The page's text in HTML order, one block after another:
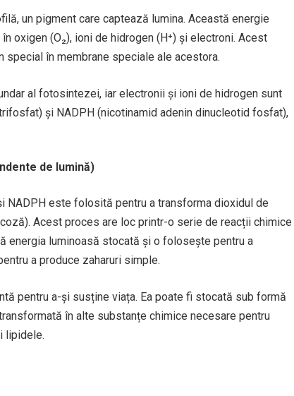
un pigment care captează lumina. Această energie
oxigen (O₂), ioni de hidrogen (H⁺) și electroni. Acest
în membrane speciale ale acestora.
al fotosintezei, iar electronii și ioni de hidrogen sunt
și NADPH (nicotinamid adenin dinucleotid fosfat),
de lumină)
NADPH este folosită pentru a transforma dioxidul de
Acest proces are loc printr-o serie de reacții chimice
energia luminoasă stocată și o folosește pentru a
a produce zaharuri simple.
pentru a-și susține viața. Ea poate fi stocată sub formă
în alte substanțe chimice necesare pentru
lipidele.